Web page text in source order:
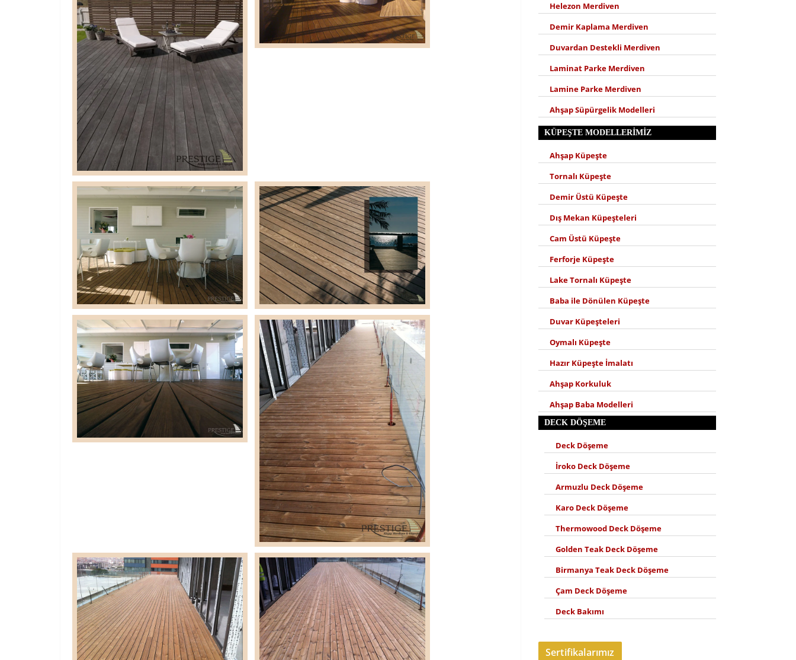
Helezon Merdiven
Demir Kaplama Merdiven
Duvardan Destekli Merdiven
Laminat Parke Merdiven
Lamine Parke Merdiven
Ahşap Süpürgelik Modelleri
KÜPEŞTE MODELLERIMIZ
Ahşap Küpeşte
Tornalı Küpeşte
Demir Üstü Küpeşte
Dış Mekan Küpeşteleri
Cam Üstü Küpeşte
Ferforje Küpeşte
Lake Tornalı Küpeşte
Baba ile Dönülen Küpeşte
Duvar Küpeşteleri
Oymalı Küpeşte
Hazır Küpeşte İmalatı
Ahşap Korkuluk
Ahşap Baba Modelleri
DECK DÖŞEME
Deck Döşeme
İroko Deck Döşeme
Armuzlu Deck Döşeme
Karo Deck Döşeme
Thermowood Deck Döşeme
Golden Teak Deck Döşeme
Birmanya Teak Deck Döşeme
Çam Deck Döşeme
Deck Bakımı
Sertifikalarımız